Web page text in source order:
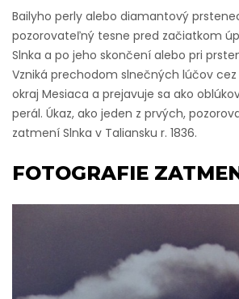
Bailyho perly alebo diamantový
pozorovateľný tesne pred začiatkom
Slnka a po jeho skončení alebo pri
Vzniká prechodom slnečných lúčov
okraj Mesiaca a prejavuje sa ako
perál. Úkaz, ako jeden z prvých,
zatmení Slnka v Taliansku r. 1836.
FOTOGRAFIE